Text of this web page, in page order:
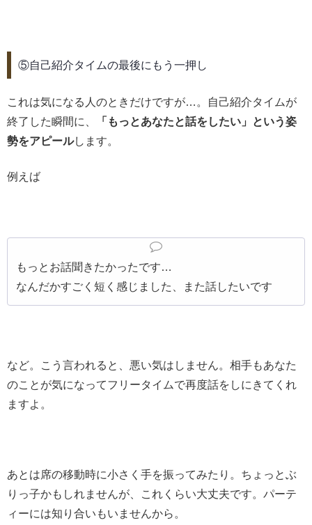
⑤自己紹介タイムの最後にもう一押し
これは気になる人のときだけですが…。自己紹介タイムが
終了した瞬間に、
「もっとあなたと話をしたい」という姿
勢をアピールします。
例えば
もっとお話聞きたかったです…
なんだかすごく短く感じました、また話したいです
など。こう言われると、悪い気はしません。相手もあなた
のことが気になってフリータイムで再度話をしにきてくれ
ますよ。
あとは席の移動時に小さく手を振ってみたり。ちょっとぶ
りっ子かもしれませんが、これくらい大丈夫です。パーテ
ィーには知り合いもいませんから。